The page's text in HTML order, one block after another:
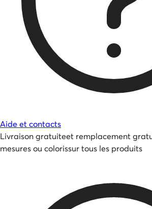
Aide et contacts
Livraison gratuiteet remplacement
mesures ou colorissur tous les produits